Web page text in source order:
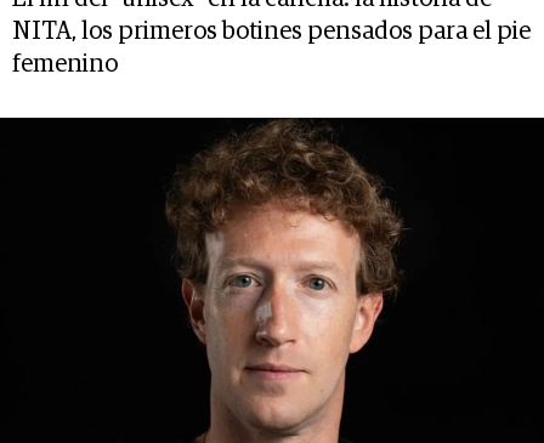
NITA, los primeros botines pensados para el pie
femenino